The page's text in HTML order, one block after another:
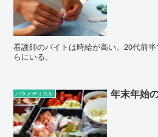
看護師のバイトは時給が高い、20代前
らにいる。
パラメディカル 年末年始